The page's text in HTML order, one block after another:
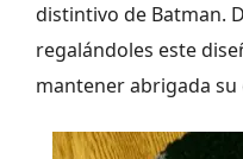
distintivo de Batman.
regalándoles este
mantener abrigada su